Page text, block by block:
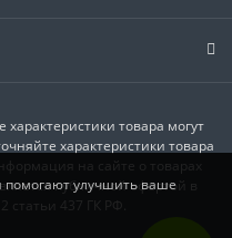
товара могут
характеристики товара
на сайте о товарах
публичной офертой в
статьи 437 ГК РФ.
улучшить ваше